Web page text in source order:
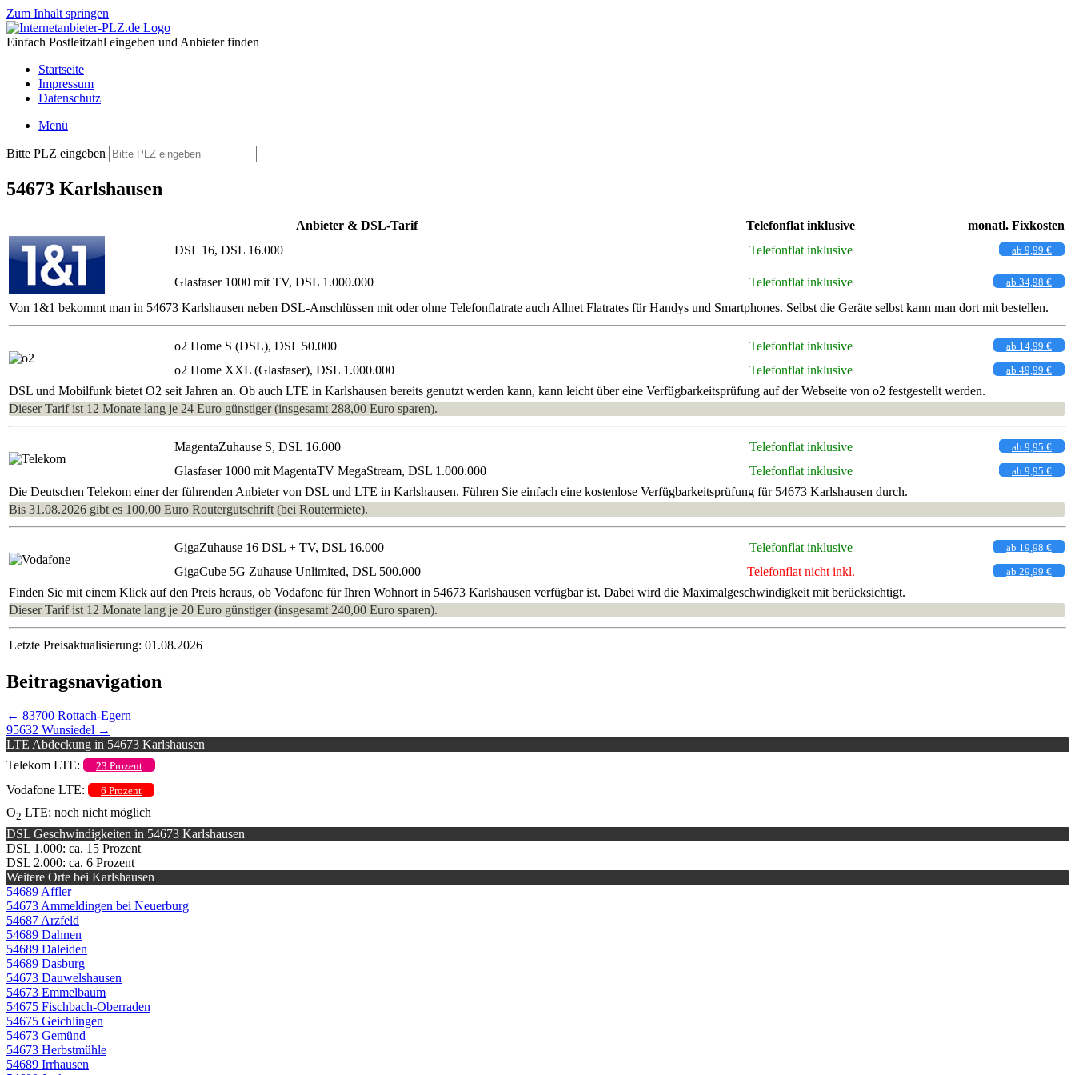
Zum Inhalt springen
Einfach Postleitzahl eingeben und Anbieter finden
Startseite
Impressum
Datenschutz
Menü
Bitte PLZ eingeben
54673 Karlshausen
Anbieter & DSL-Tarif Telefonflat inklusive
monatl. Fixkosten
DSL 16, DSL 16.000
Telefonflat inklusive ab 9,99 €
Glasfaser 1000 mit TV, DSL 1.000.000 Telefonflat inklusive ab 34,98 €
Von 1&1 bekommt man in 54673 Karlshausen neben DSL-Anschlüssen mit oder ohne Telefonflatrate auch Allnet Flatrates für Handys und Smartphones. Selbst die Geräte selbst kann man dort mit bestellen.
o2 Home S (DSL), DSL 50.000 Telefonflat inklusive ab 14,99 €
o2 Home XXL (Glasfaser), DSL 1.000.000 Telefonflat inklusive ab 49,99 €
DSL und Mobilfunk bietet O2 seit Jahren an. Ob auch LTE in Karlshausen bereits genutzt werden kann, kann leicht über eine Verfügbarkeitsprüfung auf der Webseite von o2 festgestellt werden.
Dieser Tarif ist 12 Monate lang je 24 Euro günstiger (insgesamt 288,00 Euro sparen).
MagentaZuhause S, DSL 16.000 Telefonflat inklusive ab 9,95 €
Glasfaser 1000 mit MagentaTV MegaStream, DSL 1.000.000 Telefonflat inklusive ab 9,95 €
Die Deutschen Telekom einer der führenden Anbieter von DSL und LTE in Karlshausen. Führen Sie einfach eine kostenlose Verfügbarkeitsprüfung für 54673 Karlshausen durch.
Bis 31.08.2026 gibt es 100,00 Euro Routergutschrift (bei Routermiete).
GigaZuhause 16 DSL + TV, DSL 16.000 Telefonflat inklusive ab 19,98 €
GigaCube 5G Zuhause Unlimited, DSL 500.000 Telefonflat nicht inkl. ab 29,99 €
Finden Sie mit einem Klick auf den Preis heraus, ob Vodafone für Ihren Wohnort in 54673 Karlshausen verfügbar ist. Dabei wird die Maximalgeschwindigkeit mit berücksichtigt.
Dieser Tarif ist 12 Monate lang je 20 Euro günstiger (insgesamt 240,00 Euro sparen).
Letzte Preisaktualisierung: 01.08.2026
Beitragsnavigation
← 83700 Rottach-Egern
95632 Wunsiedel →
LTE Abdeckung in 54673 Karlshausen
Telekom LTE:
23 Prozent
Vodafone LTE: 6 Prozent
O2 LTE: noch nicht möglich
DSL Geschwindigkeiten in 54673 Karlshausen
DSL 1.000: ca. 15 Prozent
DSL 2.000: ca. 6 Prozent
Weitere Orte bei Karlshausen
54689 Affler
54673 Ammeldingen bei Neuerburg
54687 Arzfeld
54689 Dahnen
54689 Daleiden
54689 Dasburg
54673 Dauwelshausen
54673 Emmelbaum
54675 Fischbach-Oberraden
54675 Geichlingen
54673 Gemünd
54673 Herbstmühle
54689 Irrhausen